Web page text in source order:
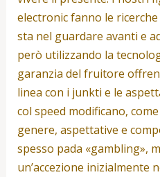
electronic fanno le
sta nel guardare avanti e
però utilizzando la
garanzia del fruitore
linea con i junkti e le
col speed modificano,
genere, aspettative e
spesso pada «gambling»,
un’accezione inizialmente